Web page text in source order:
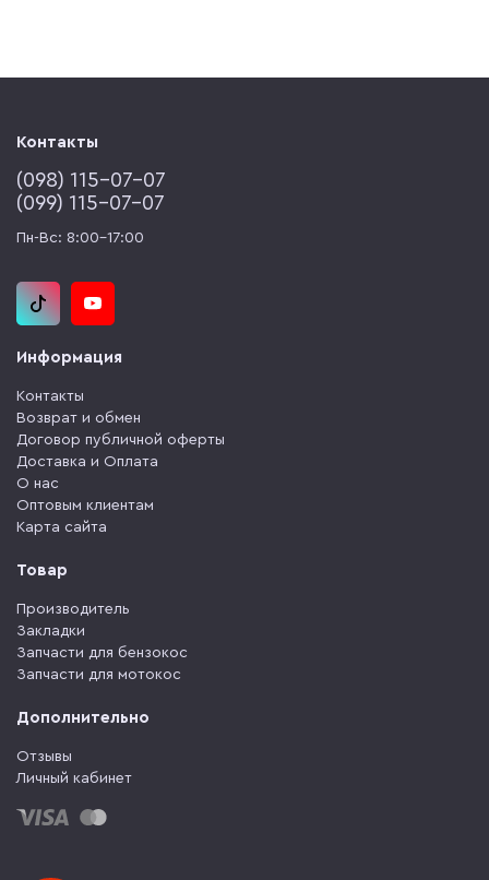
Контакты
(‎098) 115-07-07
(‎099) 115-07-07
Пн-Вс: 8:00-17:00
Информация
Контакты
Возврат и обмен
Договор публичной оферты
Доставка и Оплата
О нас
Оптовым клиентам
Карта сайта
Товар
Производитель
Закладки
Запчасти для бензокос
Запчасти для мотокос
Дополнительно
Отзывы
Личный кабинет